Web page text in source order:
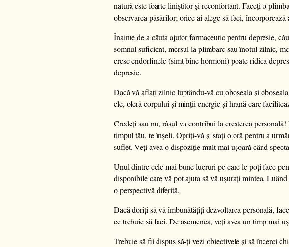
natură este foarte liniștitor și reconfortant. Faceți o
observarea păsărilor; orice ai alege să faci,
Înainte de a căuta ajutor farmaceutic pentru depresie,
somnul suficient, mersul la plimbare sau înotul zilnic,
cresc endorfinele (simt bine hormoni) poate ridica
depresie.
Dacă vă aflați zilnic luptându-vă cu oboseala și
ele, oferă corpului și minții energie și hrană care
Credeți sau nu, râsul va contribui la creșterea
timpul tău, te înșeli. Opriți-vă și stați o oră pentru a
suflet. Veți avea o dispoziție mult mai ușoară când
Unul dintre cele mai bune lucruri pe care le poți face
disponibile care vă pot ajuta să vă ușurați mintea.
o perspectivă diferită.
Dacă doriți să vă îmbunătățiți dezvoltarea personală,
ce trebuie să faci. De asemenea, veți avea un timp mai
Trebuie să fii dispus să-ți vezi obiectivele și să încerci